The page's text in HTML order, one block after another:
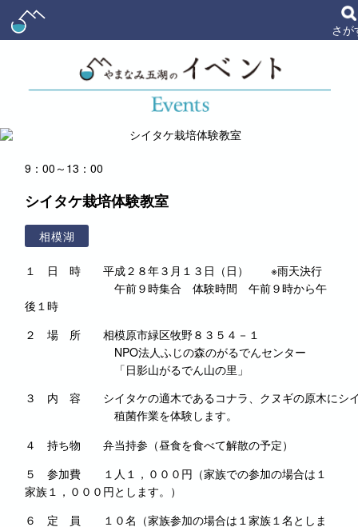
さが
9：00～13：00
シイタケ栽培体験教室
相模湖
１ 日 時 平成２８年３月１３日（日） ※雨天決行
午前９時集合 体験時間 午前９時から午
後１時
２ 場 所 相模原市緑区牧野８３５４－１
NPO法人ふじの森のがるでんセンター
「日影山がるでん山の里」
３　内　容　　シイタケの適木であるコナラ、クヌギの原木にシ
稙菌作業を体験します。
４ 持ち物 弁当持参（昼食を食べて解散の予定）
５ 参加費 １人１，０００円（家族での参加の場合は１
家族１，０００円とします。）
６ 定 員 １０名（家族参加の場合は１家族１名としま